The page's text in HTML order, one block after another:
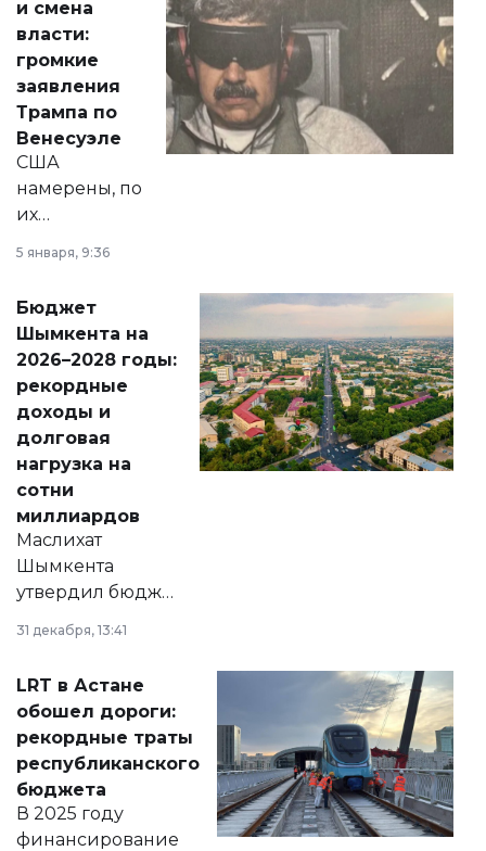
политических
реформах до
вопросов армии,
экономики и
личного здоровья.
и смена
власти:
громкие
заявления
Трампа по
Венесуэле
США
намерены, по
их
принести
народу
Венесуэлы.
5 января, 9:36
Бюджет
Шымкента на
2026–2028 годы:
рекордные
доходы и
долговая
нагрузка на
сотни
миллиардов
Маслихат
Шымкента
утвердил бюджет
2028 годы.
документ
появился в базе
нормативных
правовых актов и
на сайте маслихат
города.
31 декабря, 13:41
LRT в Астане
обошел дороги:
рекордные траты
республиканского
бюджета
В 2025 году
финансирование